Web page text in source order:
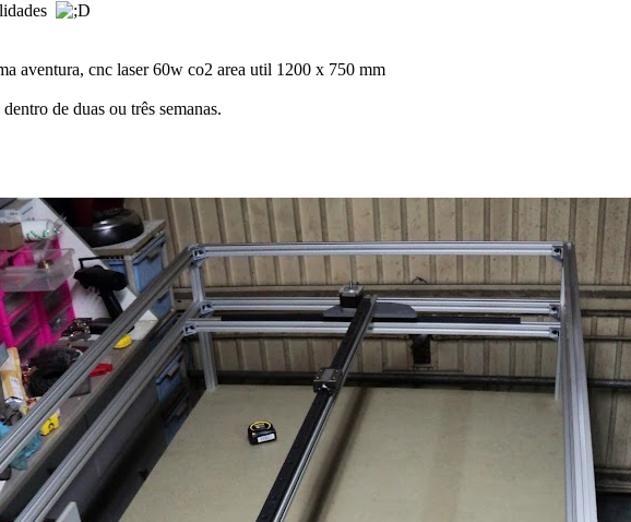
aventura, cnc laser 60w co2 area util 1200 x 750 mm
de duas ou três semanas.